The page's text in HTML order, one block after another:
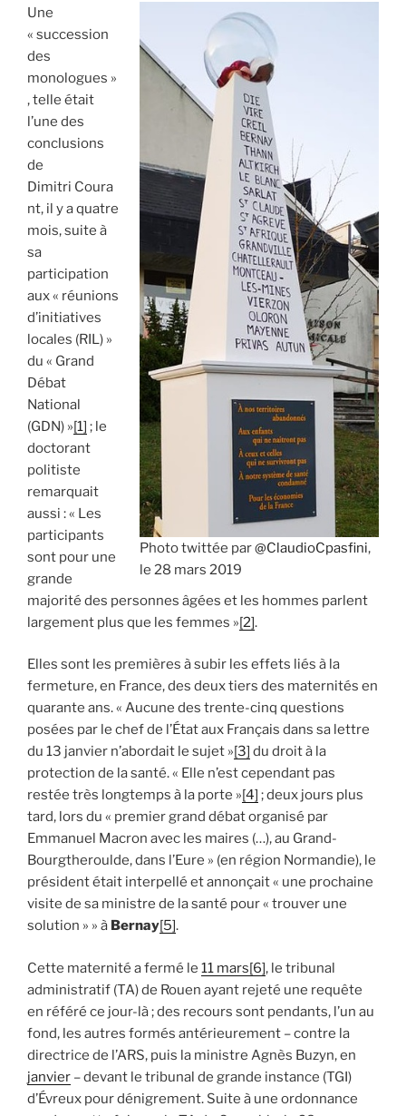
Photo twittée par@ClaudioCpasfini,
le 28 mars 2019
Une
« succession
des
monologues »
, telle était
l’une des
conclusions
de
Dimitri Coura
nt, il y a quatre
mois, suite à
sa
participation
aux « réunions
d’initiatives
locales (RIL) »
du « Grand
Débat
National
(GDN) »[1] ; le
doctorant
politiste
remarquait
aussi : « Les
participants
sont pour une
grande
majorité des personnes âgées et les hommes parlent
largement plus que les femmes »[2].
Elles sont les premières à subir les effets liés à la
fermeture, en France, des deux tiers des maternités en
quarante ans. « Aucune des trente-cinq questions
posées par le chef de l’État aux Français dans sa lettre
du 13 janvier n’abordait le sujet »[3] du droit à la
protection de la santé. « Elle n’est cependant pas
restée très longtemps à la porte »[4] ; deux jours plus
tard, lors du « premier grand débat organisé par
Emmanuel Macron avec les maires (…), au Grand-
Bourgtheroulde, dans l’Eure » (en région Normandie), le
président était interpellé et annonçait « une prochaine
visite de sa ministre de la santé pour « trouver une
solution » » à Bernay[5].
Cette maternité a fermé le 11 mars[6], le tribunal
administratif (TA) de Rouen ayant rejeté une requête
en référé ce jour-là ; des recours sont pendants, l’un au
fond, les autres formés antérieurement – contre la
directrice de l’ARS, puis la ministre Agnès Buzyn, en
janvier – devant le tribunal de grande instance (TGI)
d’Évreux pour dénigrement. Suite à une ordonnance